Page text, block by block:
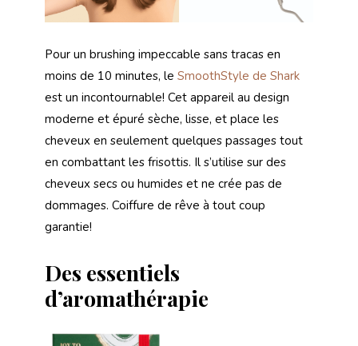
Pour un brushing impeccable sans tracas en
moins de 10 minutes, le SmoothStyle de Shark
est un incontournable! Cet appareil au design
moderne et épuré sèche, lisse, et place les
cheveux en seulement quelques passages tout
en combattant les frisottis. Il s’utilise sur des
cheveux secs ou humides et ne crée pas de
dommages. Coiffure de rêve à tout coup
garantie!
Des essentiels
d’aromathérapie